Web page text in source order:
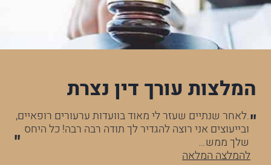
המלצות עורך דין נצרת
.לאחר שנתיים שעזר לי מאוד בוועדות ערעורים רופאיים,
ובייעוצים אני רוצה להגדיר לך תודה רבה רבה! כל היחס
שלך ממש…
להמלצה המלאה